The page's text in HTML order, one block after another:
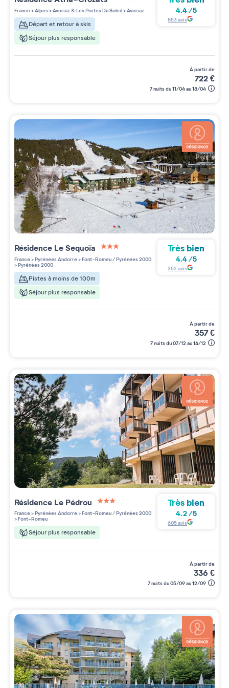
4 étoiles sur 5
France>Alpes>Avoriaz & Les Portes Du Soleil>Avoriaz
Départ et retour à skis
Séjour plus responsable
4.4/5
853avis
à partir de
722€
7 nuits du 11/04 au 18/04
Résidence Le Sequoïa
3 étoiles sur 5
France>Pyrénées Andorre>Font-Romeu / Pyrénées 2000
>Pyrénées 2000
Pistes à moins de 100m
Séjour plus responsable
Très bien
4.4/5
252 avis
à partir de
357€
7 nuits du 07/12 au 14/12
Résidence Le Pédrou
3 étoiles sur 5
France>Pyrénées Andorre>Font-Romeu / Pyrénées 2000
>Font-Romeu
Séjour plus responsable
Très bien
4.2 /5
605avis
à partir de
336 €
7 nuits du 05/09 au 12/09